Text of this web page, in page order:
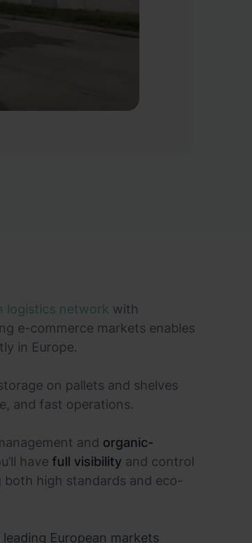
logistics network with
e-commerce markets enables
in Europe.
on pallets and shelves
and fast operations.
and organic-
havefull visibility and control
both high standards and eco-
European markets